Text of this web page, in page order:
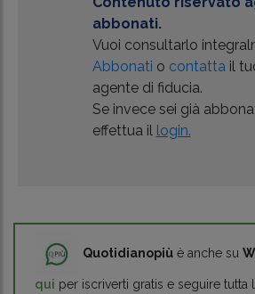
abbonati.
Vuoi consultarlo
Abbonati o contatta il
agente di fiducia.
Se invece sei già
effettua il login.
Quotidianopiù è anche su
qui per iscriverti gratis e seguire tutta